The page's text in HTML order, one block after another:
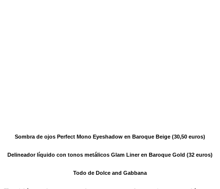
Sombra de ojos Perfect Mono Eyeshadow en Baroque Beige (30,50 euros)
Delineador líquido con tonos metálicos Glam Liner en Baroque Gold (32 euros)
Todo de Dolce and Gabbana